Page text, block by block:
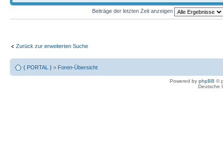
Beiträge der letzten Zeit anzeigen
Zurück zur erweiterten Suche
{ PORTAL } » Foren-Übersicht
Powered by phpBB ©
Deutsche